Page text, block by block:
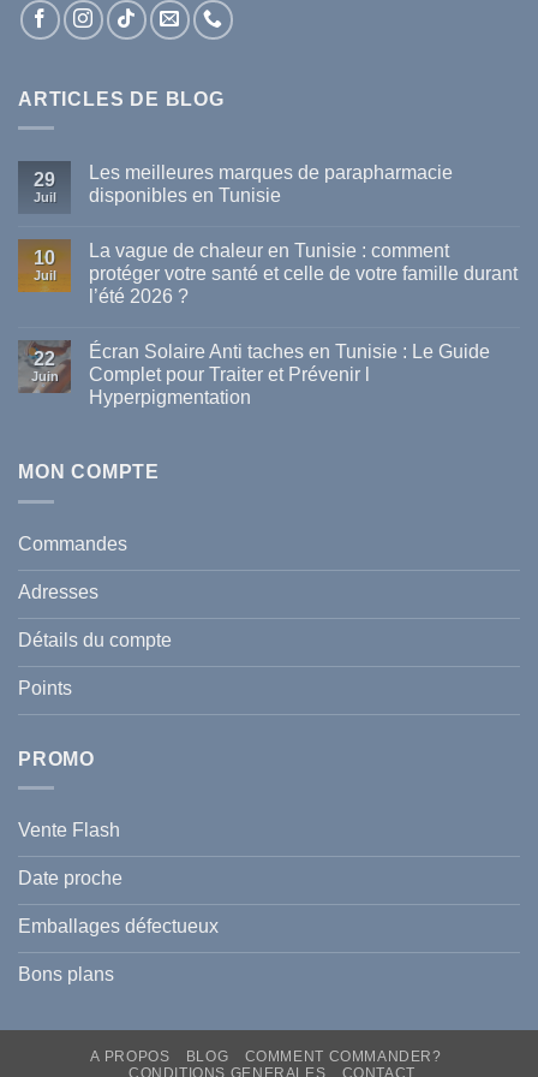
ARTICLES DE BLOG
29
Juil
Les meilleures marques de parapharmacie
disponibles en Tunisie
sur
meilleures
marques
disponibles
en
Tunisie
10
Juil
La vague de chaleur en Tunisie : comment
protéger votre santé et celle de votre famille durant
l’été 2026 ?
sur
La
vague
de
comment
et
celle
de
votre
famille
durant
l’été
2026
?
22
Juin
Écran Solaire Anti taches en Tunisie : Le Guide
Complet pour Traiter et Prévenir l
Hyperpigmentation
Écran
Tunisie
Guide
Traiter
Prévenir
MON COMPTE
Commandes
Adresses
Détails du compte
Points
PROMO
Vente Flash
Date proche
Emballages défectueux
Bons plans
A PROPOS BLOG
COMMENT COMMANDER?